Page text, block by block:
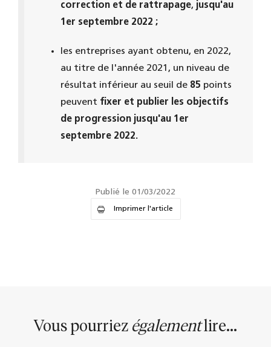
correction et de rattrapage, jusqu'au
1er septembre 2022 ;
les entreprises ayant obtenu, en 2022,
au titre de l'année 2021, un niveau de
résultat inférieur au seuil de 85 points
peuvent fixer et publier les objectifs
de progression jusqu'au 1er
septembre 2022.
Publié le 01/03/2022
Imprimer l'article
Vous pourriez égalementlire...